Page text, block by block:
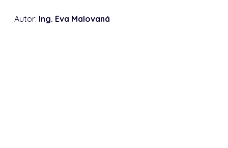
Autor: Ing. Eva Malovaná